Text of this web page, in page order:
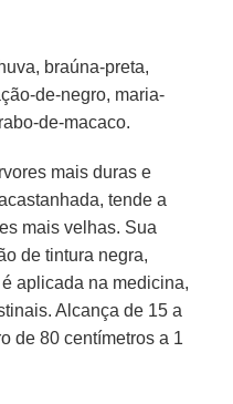
braúna-preta,
de-negro, maria-
de-macaco.
mais duras e
tende a
mais velhas. Sua
de tintura negra,
aplicada na medicina,
Alcança de 15 a
de 80 centímetros a 1